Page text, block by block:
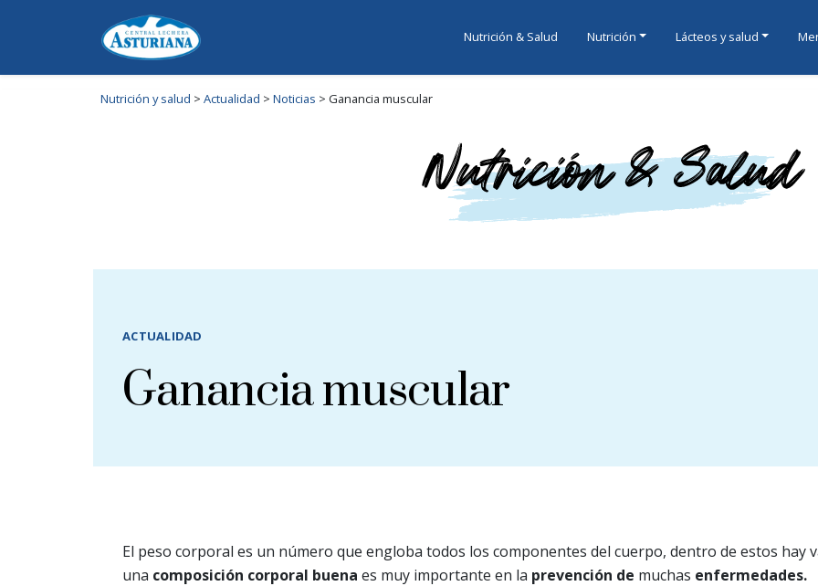
Nutrición & Salud Nutrición Lácteos y salud
Nutrición y salud > Actualidad > Noticias > Ganancia muscular
ACTUALIDAD
Ganancia muscular
El peso corporal es un número que engloba todos los componentes del cuerpo, dentro de estos hay
una composición corporal buena es muy importante en la prevención de muchas enfermedades.